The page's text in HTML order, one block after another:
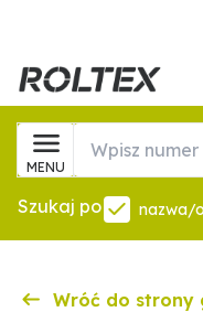
MENU
Szukaj po nazwa/
Wróć do strony